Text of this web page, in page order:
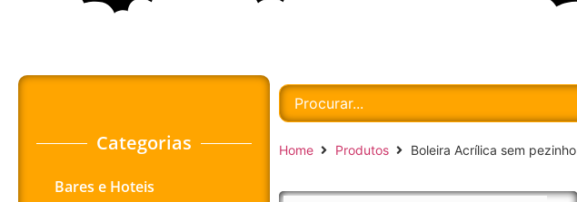
Categorias
Bares e Hoteis
Home Produtos Boleira Acrílica sem pezinho